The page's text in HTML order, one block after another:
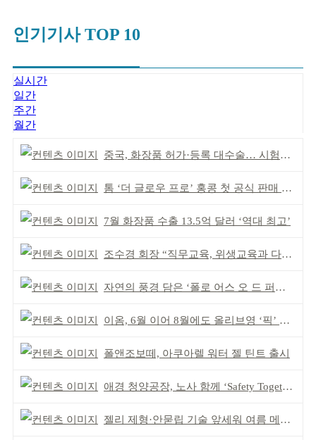
인기기사 TOP 10
실시간
일간
주간
월간
중국, 화장품 허가·등록 대수술… 시험자료 공용 허용
톰 ‘더 글로우 프로’ 홍콩 첫 공식 판매 완판
7월 화장품 수출 13.5억 달러 ‘역대 최고’
조수경 회장 “직무교육, 위생교육과 다르다”
자연의 풍경 담은 ‘폴로 어스 오 드 퍼퓸’ 4종 출시
이옴, 6월 이어 8월에도 올리브영 ‘픽’ 선정
폴앤조보떼, 아쿠아렐 워터 젤 틴트 출시
애경 청양공장, 노사 함께 ‘Safety Together’ 개최
젤리 제형·안묻립 기술 앞세워 여름 메이크업 시장 공략